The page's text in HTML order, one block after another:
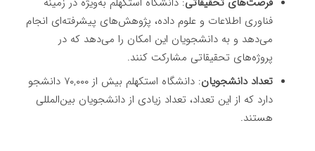
فناوری اطلاعات و علوم داده، پژوهش‌های پیشرفته‌ای انجام
می‌دهد و به دانشجویان این امکان را می‌دهد که در
پروژه‌های تحقیقاتی مشارکت کنند.
تعداد دانشجویان
: دانشگاه استکهلم بیش از ۷۰,۰۰۰ دانشجو
دارد که از این تعداد، تعداد زیادی از دانشجویان بین‌المللی
هستند.